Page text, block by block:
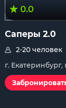
0.0
Саперы 2.0
2-20 человек
г.